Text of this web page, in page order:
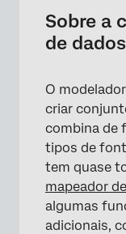
Recursos
Criação de
Tipos de
dados
Contínuo
conjuntos
Painéis aos
modelos de
Sobre a
de dados
O
criar
combina de
tipos de
tem quase
mapeador
algumas
adicionais,